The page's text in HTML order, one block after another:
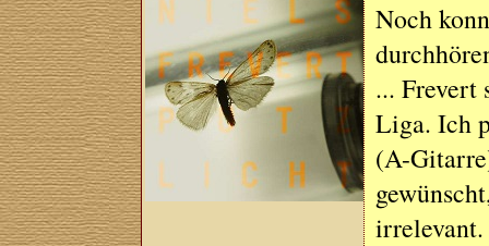
Noch
... Frevert
Liga. Ich
(A-
irrelevant.